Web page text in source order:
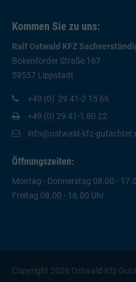
Kommen Sie zu uns:
Ralf Ostwald KFZ
Bökenförder Straße 167
59557 Lippstadt
+49 (0) 29 41-2 15 66
+49 (0) 29 41-1 80 22
info@ostwald-kfz-
Öffnungszeiten:
Montag - Donnerstag 08.00 -
Freitag 08.00 - 16.00 Uhr
Copyright 2026 Ostwald Kfz